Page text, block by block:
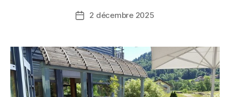
2 décembre 2025